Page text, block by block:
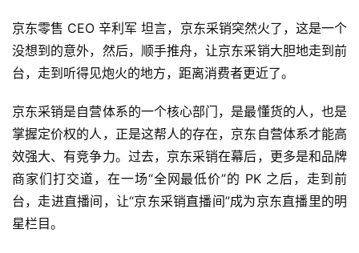
专
吉
开
T
a
l
京东零售 CEO 辛利军 坦言，京东采销突然火了，这是一个
没想到的意外，然后，顺手推舟，让京东采销大胆地走到前
台，走到听得见炮火的地方，距离消费者更近了。
京东采销是自营体系的一个核心部门，是最懂货的人，也是
掌握定价权的人，正是这帮人的存在，京东自营体系才能高
效强大、有竞争力。过去，京东采销在幕后，更多是和品牌
商家们打交道，在一场“全网最低价”的 PK 之后，走到前
台，走进直播间，让“京东采销直播间”成为京东直播里的明
星栏目。